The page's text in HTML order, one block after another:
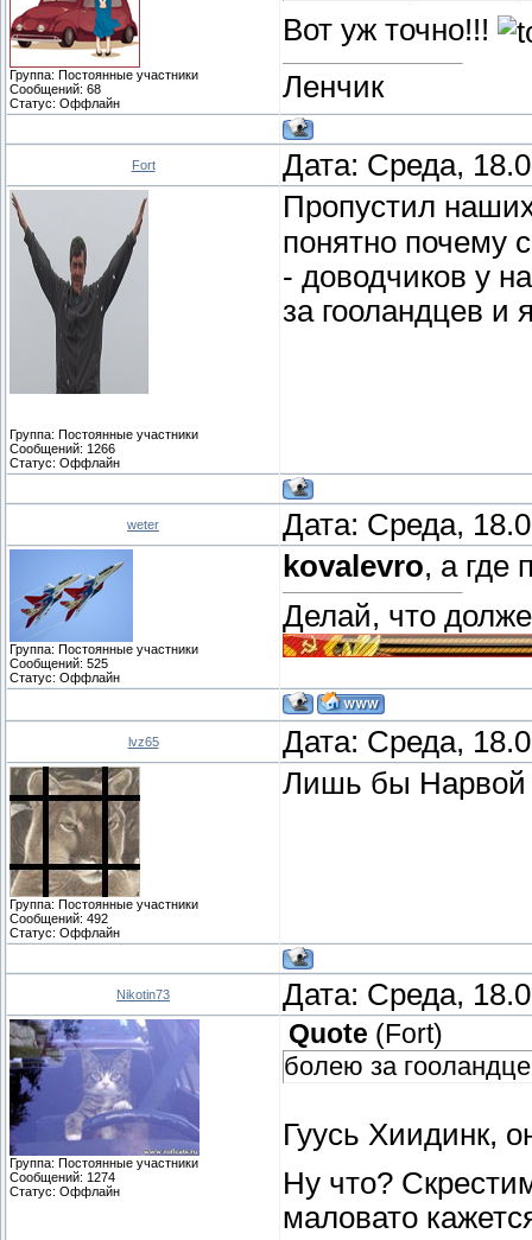
Группа: Постоянные участники
Сообщений: 68
Статус: Оффлайн
Вот уж точно!!!
Ленчик
Fort Дата: Среда,
Группа: Постоянные участники
Сообщений: 1266
Статус: Оффлайн
Пропустил
понятно почему
- доводчиков у
за гооландцев и
weter Дата: Среда,
Группа: Постоянные участники
Сообщений: 525
Статус: Оффлайн
kovalevro, а где
Делай, что
lvz65 Дата: Среда,
Группа: Постоянные участники
Сообщений: 492
Статус: Оффлайн
Лишь бы Нарвой
Nikotin73 Дата: Среда,
Группа: Постоянные участники
Сообщений: 1274
Статус: Оффлайн
Quote (Fort)
болею за
Гуусь Хиидинк,
Ну что?
маловато